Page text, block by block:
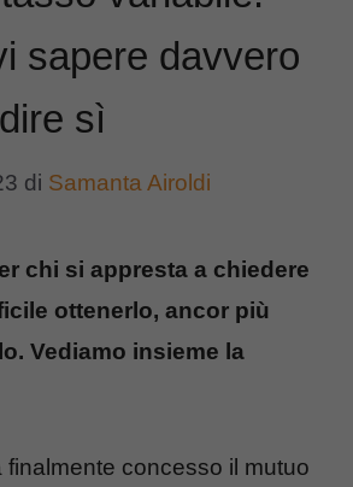
sapere davvero
sì
di Samanta Airoldi
chi si appresta a chiedere
ottenerlo, ancor più
Vediamo insieme la
finalmente concesso il mutuo